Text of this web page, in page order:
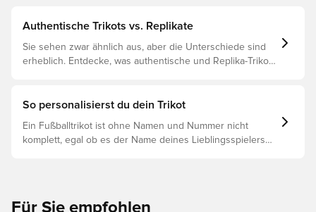
Authentische Trikots vs. Replikate
Sie sehen zwar ähnlich aus, aber die Unterschiede sind
erheblich. Entdecke, was authentische und Replika-Trikots
So personalisierst du dein Trikot
Ein Fußballtrikot ist ohne Namen und Nummer nicht
komplett, egal ob es der Name deines Lieblingsspielers
Für Sie empfohlen